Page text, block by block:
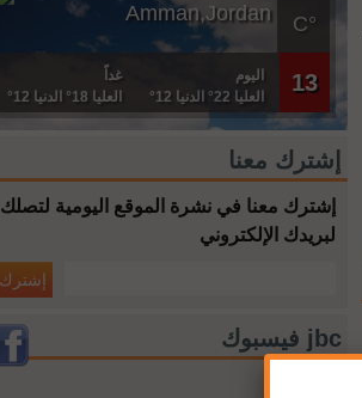
°C
Amman,Jordan
13
اليوم
العليا 22° الدنيا 12°
غداً
العليا 18° الدنيا 12°
إشترك معنا
إشترك معنا في نشرة الموقع اليومية لتصلك
لبريدك الإلكتروني
jbc فيسبوك